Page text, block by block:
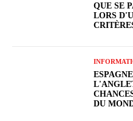
QUE SE
LORS
DU